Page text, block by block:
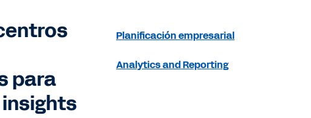
para
Planificación empresarial
Analytics and Reporting